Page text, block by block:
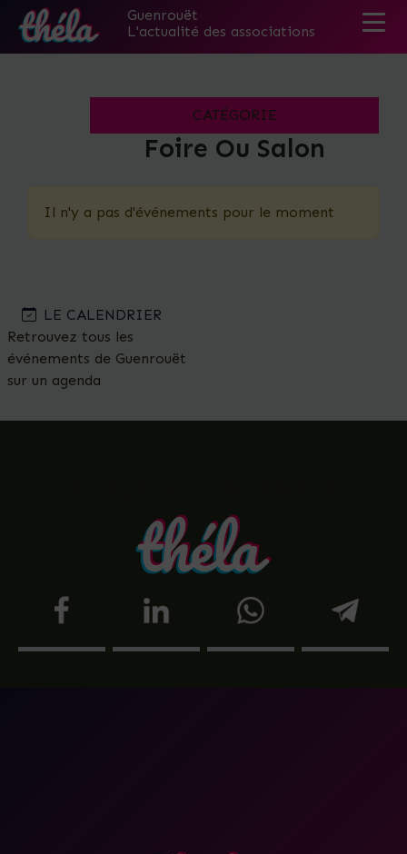
Guenrouët
L'actualité des associations
CATÉGORIE
Foire Ou Salon
Il n'y a pas d'événements pour le moment
LE CALENDRIER
Retrouvez tous les
événements de Guenrouët
sur un agenda